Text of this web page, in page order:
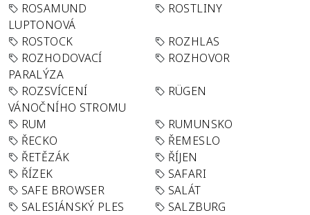
ROSAMUND
LUPTONOVÁ
ROSTLINY
ROSTOCK
ROZHLAS
ROZHODOVACÍ
PARALÝZA
ROZHOVOR
ROZSVÍCENÍ
VÁNOČNÍHO STROMU
RÜGEN
RUM
RUMUNSKO
ŘECKO
ŘEMESLO
ŘETĚZÁK
ŘÍJEN
ŘÍZEK
SAFARI
SAFE BROWSER
SALÁT
SALESIÁNSKÝ PLES
SALZBURG